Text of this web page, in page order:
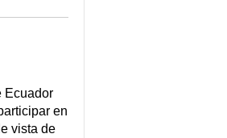
Ecuador
en
vista de